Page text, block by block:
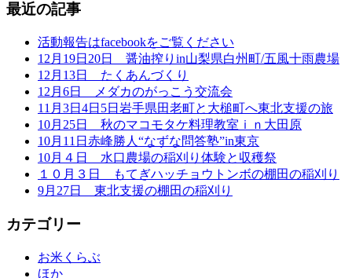
最近の記事
活動報告はfacebookをご覧ください
12月19日20日 醤油搾りin山梨県白州町/五風十雨農場
12月13日 たくあんづくり
12月6日 メダカのがっこう交流会
11月3日4日5日岩手県田老町と大槌町へ東北支援の旅
10月25日 秋のマコモタケ料理教室ｉｎ大田原
10月11日赤峰勝人“なずな問答塾”in東京
10月４日 水口農場の稲刈り体験と収穫祭
１０月３日 もてぎハッチョウトンボの棚田の稲刈り
9月27日 東北支援の棚田の稲刈り
カテゴリー
お米くらぶ
ほか